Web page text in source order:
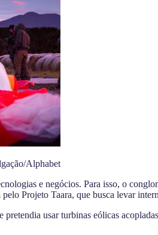
Alphabet
e negócios. Para isso, o
Projeto Taara, que busca levar
usar turbinas eólicas